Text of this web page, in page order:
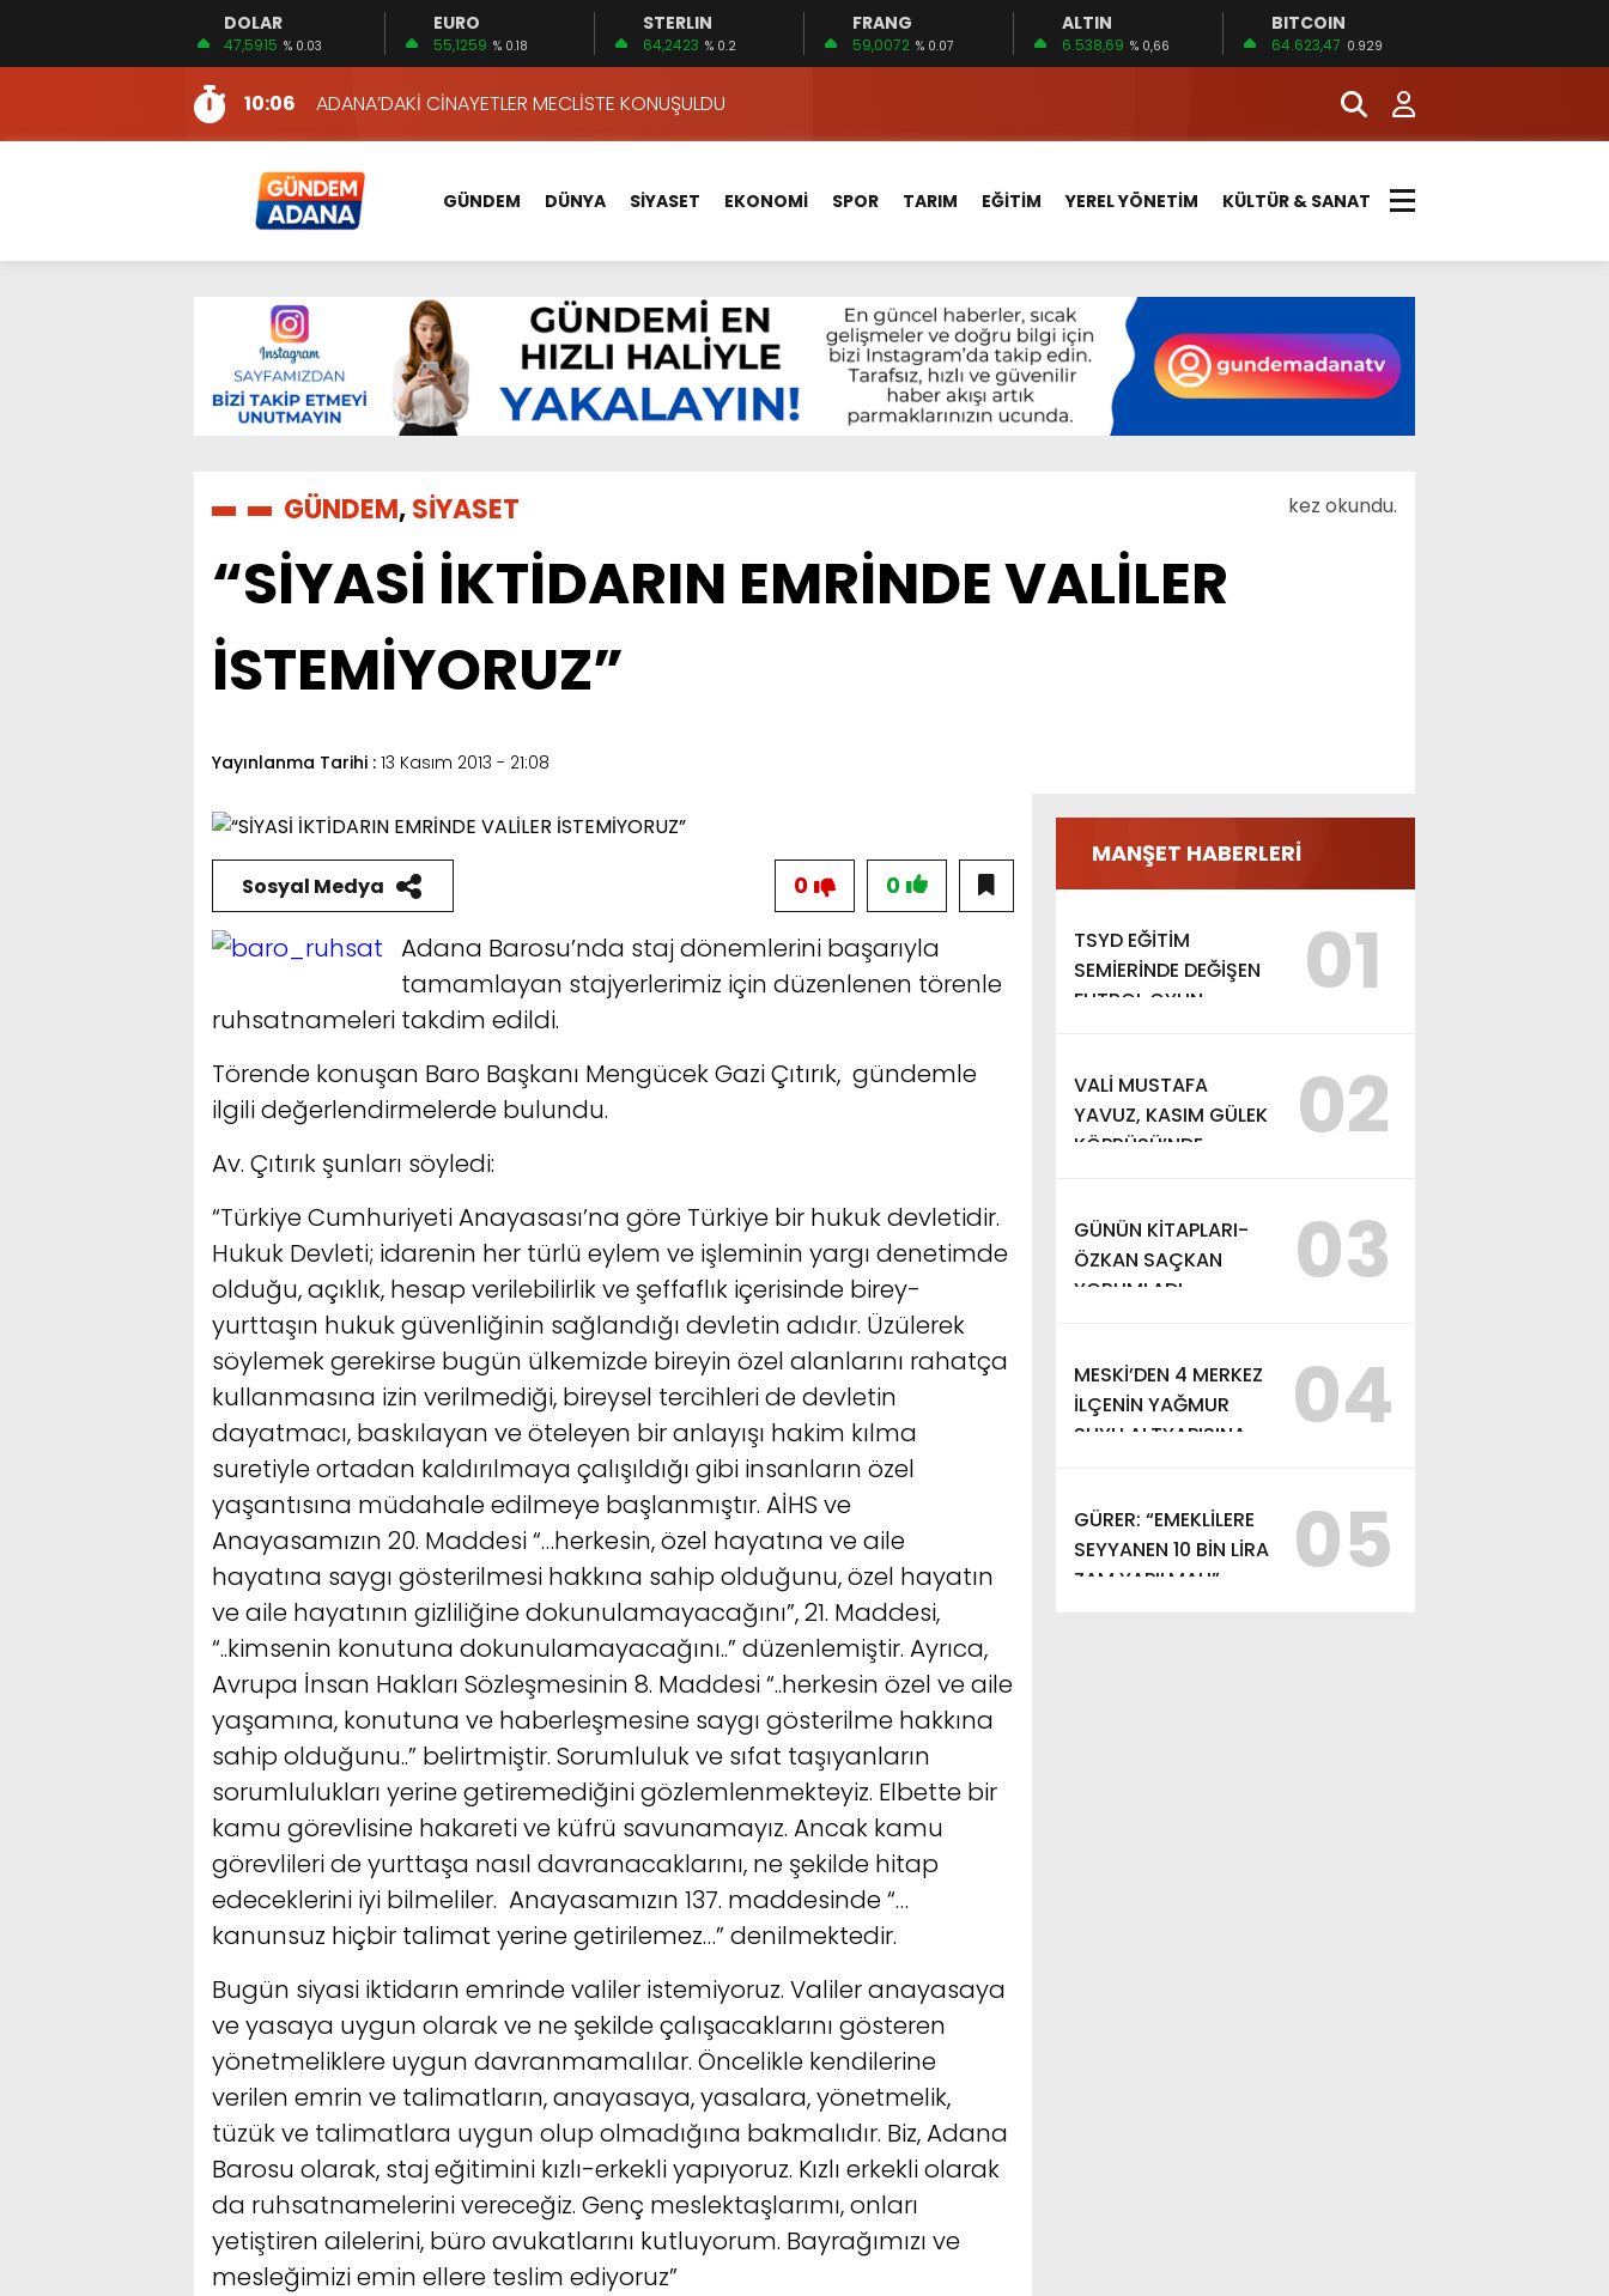
DOLAR
47,5915 % 0.03
EURO
55,1259 % 0.18
STERLIN
64,2423 % 0.2
FRANG
59,0072 % 0.07
ALTIN
6.538,69 % 0,66
BITCOIN
64.623,47 0.929
11:22
KIZILAY’DAN MAHALLE MAHALLE KAN BAĞIŞI SEFERBERLİĞİ
10:06
ADANA’DAKİ CİNAYETLER MECLİSTE KONUŞULDU
13:54
NACAR: ESNAFIN SAĞLIK HİZMETLERİNİ KONUŞTUK
13:19
NACAR, DAHA İYİ SAĞLIK HİZMETLERİ İÇİN SAHADA
7:26
SULAMA KANALLARINDAKİ BOĞULMALARI ÖNLEMEK İÇİN GÖRÜŞTÜLER…
14:24
HERKES İÇİN ERİŞİLEBİLİR BEYİN SAĞLIĞI!
14:22
EMEKLİLER EN DÜŞÜK EMEKLİ AYLIĞININ 40 BİN LİRA OLMASINI İSTİYOR!
İKİNCİ 500’DE ADANA’DAN 15 FİRMA
13:48
HAFTA SONUNA ÖZEL KİTAPLAR…
12:54
YÜKSEL YEŞİLOVA, KOSOVA YOLUNDA…
11:22
KIZILAY’DAN MAHALLE MAHALLE KAN BAĞIŞI SEFERBERLİĞİ
GÜNDEM DÜNYA SİYASET EKONOMİ SPOR TARIM EĞİTİM YEREL YÖNETİM KÜLTÜR & SANAT
GÜNDEM,SİYASET kez okundu.
“SİYASİ İKTİDARIN EMRİNDE VALİLER
İSTEMİYORUZ”
Yayınlanma Tarihi : 13 Kasım 2013 - 21:08
MANŞET HABERLERİ
TSYD EĞİTİM
SEMİERİNDE DEĞİŞEN
FUTBOL OYUN
01
VALİ MUSTAFA
YAVUZ, KASIM GÜLEK
KÖPRÜSÜ’NDE
İNCELEDİ
02
GÜNÜN KİTAPLARI-
ÖZKAN SAÇKAN
YORUMLADI
03
MESKİ’DEN 4 MERKEZ
İLÇENİN YAĞMUR
SUYU ALTYAPISINA
04
GÜRER: “EMEKLİLERE
SEYYANEN 10 BİN LİRA
ZAM YAPILMALI”
05
Sosyal Medya 0
0
Adana Barosu’nda staj dönemlerini başarıyla
tamamlayan stajyerlerimiz için düzenlenen törenle
ruhsatnameleri takdim edildi.
Törende konuşan Baro Başkanı Mengücek Gazi Çıtırık, gündemle
ilgili değerlendirmelerde bulundu.
Av. Çıtırık şunları söyledi:
“Türkiye Cumhuriyeti Anayasası’na göre Türkiye bir hukuk devletidir.
Hukuk Devleti; idarenin her türlü eylem ve işleminin yargı denetimde
olduğu, açıklık, hesap verilebilirlik ve şeffaflık içerisinde birey-
yurttaşın hukuk güvenliğinin sağlandığı devletin adıdır. Üzülerek
söylemek gerekirse bugün ülkemizde bireyin özel alanlarını rahatça
kullanmasına izin verilmediği, bireysel tercihleri de devletin
dayatmacı, baskılayan ve öteleyen bir anlayışı hakim kılma
suretiyle ortadan kaldırılmaya çalışıldığı gibi insanların özel
yaşantısına müdahale edilmeye başlanmıştır. AİHS ve
Anayasamızın 20. Maddesi “…herkesin, özel hayatına ve aile
hayatına saygı gösterilmesi hakkına sahip olduğunu, özel hayatın
ve aile hayatının gizliliğine dokunulamayacağını”, 21. Maddesi,
“..kimsenin konutuna dokunulamayacağını..” düzenlemiştir. Ayrıca,
Avrupa İnsan Hakları Sözleşmesinin 8. Maddesi “..herkesin özel ve aile
yaşamına, konutuna ve haberleşmesine saygı gösterilme hakkına
sahip olduğunu..” belirtmiştir. Sorumluluk ve sıfat taşıyanların
sorumlulukları yerine getiremediğini gözlemlenmekteyiz. Elbette bir
kamu görevlisine hakareti ve küfrü savunamayız. Ancak kamu
görevlileri de yurttaşa nasıl davranacaklarını, ne şekilde hitap
edeceklerini iyi bilmeliler. Anayasamızın 137. maddesinde “…
kanunsuz hiçbir talimat yerine getirilemez…” denilmektedir.
Bugün siyasi iktidarın emrinde valiler istemiyoruz. Valiler anayasaya
ve yasaya uygun olarak ve ne şekilde çalışacaklarını gösteren
yönetmeliklere uygun davranmamalılar. Öncelikle kendilerine
verilen emrin ve talimatların, anayasaya, yasalara, yönetmelik,
tüzük ve talimatlara uygun olup olmadığına bakmalıdır. Biz, Adana
Barosu olarak, staj eğitimini kızlı-erkekli yapıyoruz. Kızlı erkekli olarak
da ruhsatnamelerini vereceğiz. Genç meslektaşlarımı, onları
yetiştiren ailelerini, büro avukatlarını kutluyorum. Bayrağımızı ve
mesleğimizi emin ellere teslim ediyoruz”